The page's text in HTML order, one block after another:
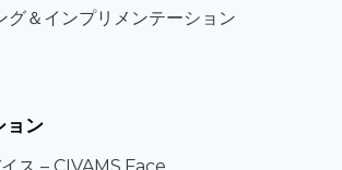
グ＆ インプリメンテーション
ョン